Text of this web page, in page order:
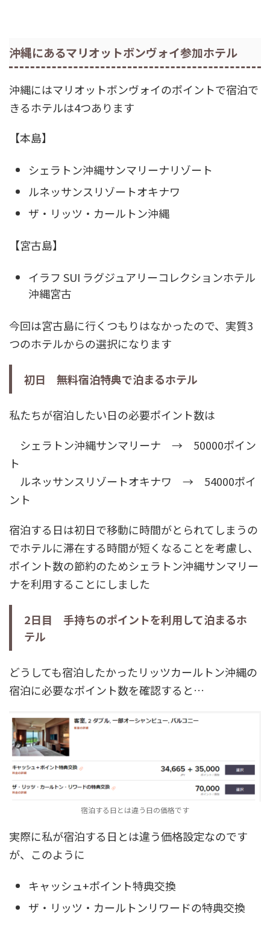
沖縄にあるマリオットボンヴォイ参加ホテル
沖縄にはマリオットボンヴォイのポイントで宿泊で
きるホテルは4つあります
【本島】
シェラトン沖縄サンマリーナリゾート
ルネッサンスリゾートオキナワ
ザ・リッツ・カールトン沖縄
【宮古島】
イラフ SUI ラグジュアリーコレクションホテル
沖縄宮古
今回は宮古島に行くつもりはなかったので、実質3
つのホテルからの選択になります
初日 無料宿泊特典で泊まるホテル
私たちが宿泊したい日の必要ポイント数は
シェラトン沖縄サンマリーナ → 50000ポイン
ト
ルネッサンスリゾートオキナワ → 54000ポイ
ント
宿泊する日は初日で移動に時間がとられてしまうの
でホテルに滞在する時間が短くなることを考慮し、
ポイント数の節約のためシェラトン沖縄サンマリー
ナを利用することにしました
2日目 手持ちのポイントを利用して泊まるホ
テル
どうしても宿泊したかったリッツカールトン沖縄の
宿泊に必要なポイント数を確認すると…
宿泊する日とは違う日の価格です
実際に私が宿泊する日とは違う価格設定なのです
が、このように
キャッシュ+ポイント特典交換
ザ・リッツ・カールトンリワードの特典交換